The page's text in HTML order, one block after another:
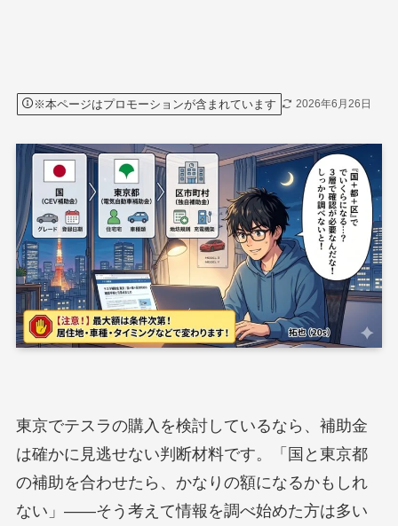
※本ページはプロモーションが含まれています 2026年6月26日
東京でテスラの購入を検討しているなら、補助金
は確かに見逃せない判断材料です。「国と東京都
の補助を合わせたら、かなりの額になるかもしれ
ない」——そう考えて情報を調べ始めた方は多い